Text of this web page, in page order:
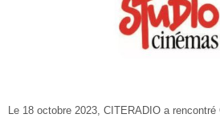
Le 18 octobre 2023, CITERADIO a